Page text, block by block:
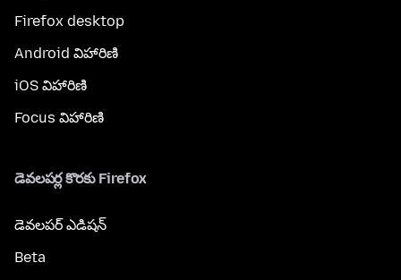
Firefox desktop
Android విహారిణి
iOS విహారిణి
Focus విహారిణి
డెవలపర్ల కొరకు Firefox
డెవలపర్ ఎడిషన్
Beta